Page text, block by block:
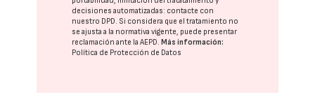
decisiones automatizadas: contacte con
nuestro DPD. Si considera que el tratamiento no
se ajusta a la normativa vigente, puede presentar
reclamación ante laAEPD.Más información:
Política de Protección de Datos